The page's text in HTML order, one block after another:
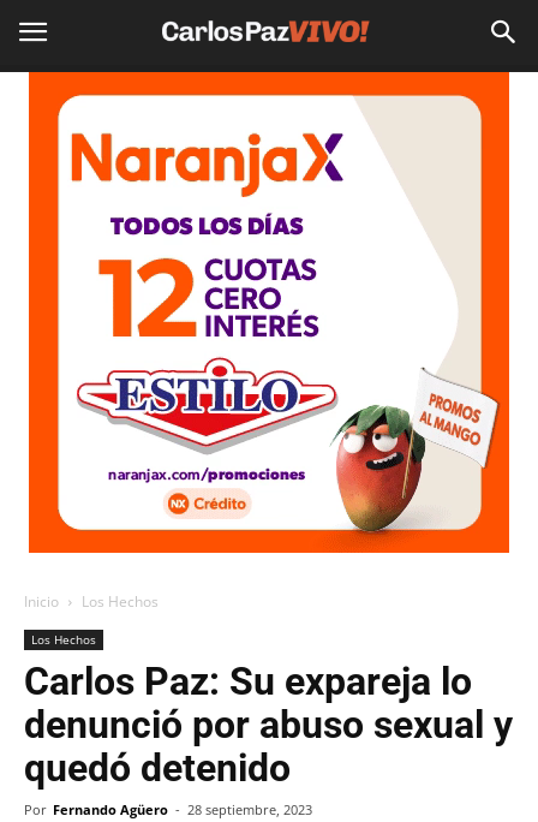
Inicio Los Hechos
Los Hechos
Carlos Paz: Su expareja lo
denunció por abuso sexual y
quedó detenido
Por Fernando Agüero - 28 septiembre, 2023